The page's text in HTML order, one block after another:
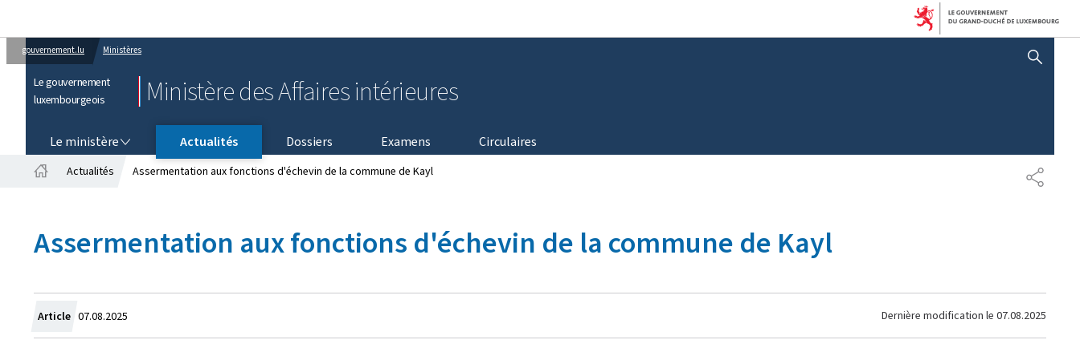
gouvernement.lu Ministères
Le gouvernement
luxembourgeois
Ministère des Affaires intérieures
AFFICHER / MASQUER
Le ministère Actualités Dossiers Examens
Circulaires
Actualités Assermentation aux fonctions d'échevin de la commune de Kayl
Assermentation aux fonctions d'échevin de la commune de Kayl
Article Crée
le
07.08.2025 Dernière modification le 07.08.2025